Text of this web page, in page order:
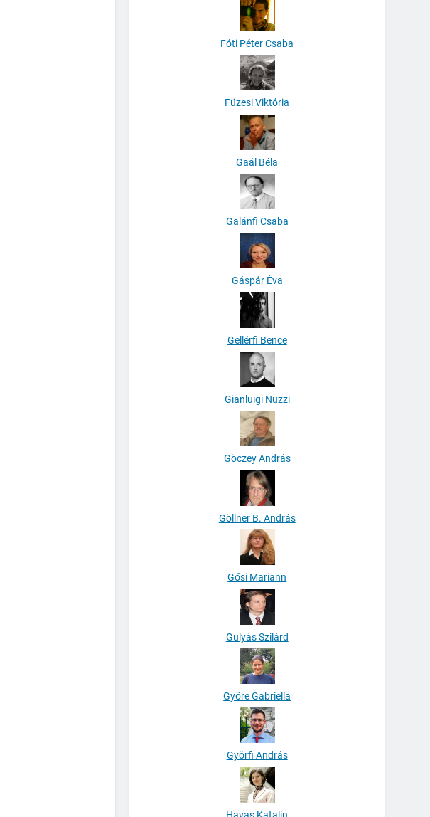
Fóti Péter Csaba
Füzesi Viktória
Gaál Béla
Galánfi Csaba
Gáspár Éva
Gellérfi Bence
Gianluigi Nuzzi
Göczey András
Göllner B. András
Gősi Mariann
Gulyás Szilárd
Györe Gabriella
Györfi András
Havas Katalin